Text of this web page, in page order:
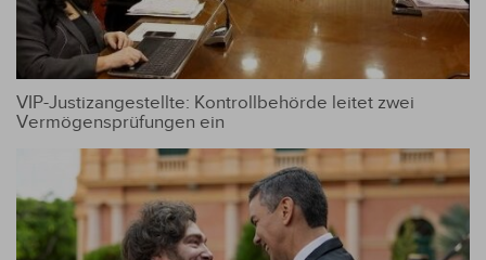
VIP-Justizangestellte: Kontrollbehörde leitet zwei
Vermögensprüfungen ein